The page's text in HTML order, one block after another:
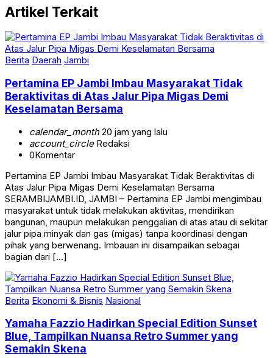
Artikel Terkait
Berita Daerah Jambi
Pertamina EP Jambi Imbau Masyarakat Tidak
Beraktivitas di Atas Jalur Pipa Migas Demi
Keselamatan Bersama
calendar_month20 jam yang lalu
account_circleRedaksi
0Komentar
Pertamina EP Jambi Imbau Masyarakat Tidak Beraktivitas di
Atas Jalur Pipa Migas Demi Keselamatan Bersama
SERAMBIJAMBI.ID, JAMBI – Pertamina EP Jambi mengimbau
masyarakat untuk tidak melakukan aktivitas, mendirikan
bangunan, maupun melakukan penggalian di atas atau di sekitar
jalur pipa minyak dan gas (migas) tanpa koordinasi dengan
pihak yang berwenang. Imbauan ini disampaikan sebagai
bagian dari […]
Berita Ekonomi & Bisnis Nasional
Yamaha Fazzio Hadirkan Special Edition Sunset
Blue, Tampilkan Nuansa Retro Summer yang
Semakin Skena